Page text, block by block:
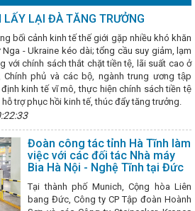
năm 2023
Triển khai Tháng hành
Hà Tĩnh phấn đấu đến năm 2030 có
Công nghiệp Hà Tĩnh: Đà phục hồi mạnh
tưởng niệm 234 năm ngày mất Hải
lần thứ XX thành công: Dấu mốc mở ra
UBND tỉnh Hà Tĩnh ban hành Quyết
Lạc Thiện, với diện tích 30 ha
Bí
Triển khai các biện pháp cấp bách
ủy Hà Tĩnh mong muốn JETRO kết nối
thành đề án bỏ thanh tra cấp huyện
nghiệp nông thôn tiêu biểu cấp
trình khuyến công 2026–2030, thúc
và chuyển đổi số
Để người Việt tin
Tĩnh)
Tôn vinh 108 sản phẩm CNNT
tầm giá trị hàng Việt
“Phủ sóng”
XH giữa TP Hồ Chí Minh với Hà Tĩnh và
LẤY LẠI ĐÀ TĂNG TRƯỞNG
bối cảnh kinh tế thế giới gặp nhiều khó khăn
- Ukraine kéo dài; tổng cầu suy giảm, lạm
với chính sách thắt chặt tiền tệ, lãi suất cao ở
phủ và các bộ, ngành trung ương tập
kinh tế vĩ mô, thực hiện chính sách tiền tệ
trợ phục hồi kinh tế, thúc đẩy tăng trưởng.
Đoàn công tác tỉnh Hà Tĩnh làm
việc với các đối tác Nhà máy
Bia Hà Nội - Nghệ Tĩnh tại Đức
Tại thành phố Munich, Cộng hòa Liên
bang Đức, Công ty CP Tập đoàn Hoành